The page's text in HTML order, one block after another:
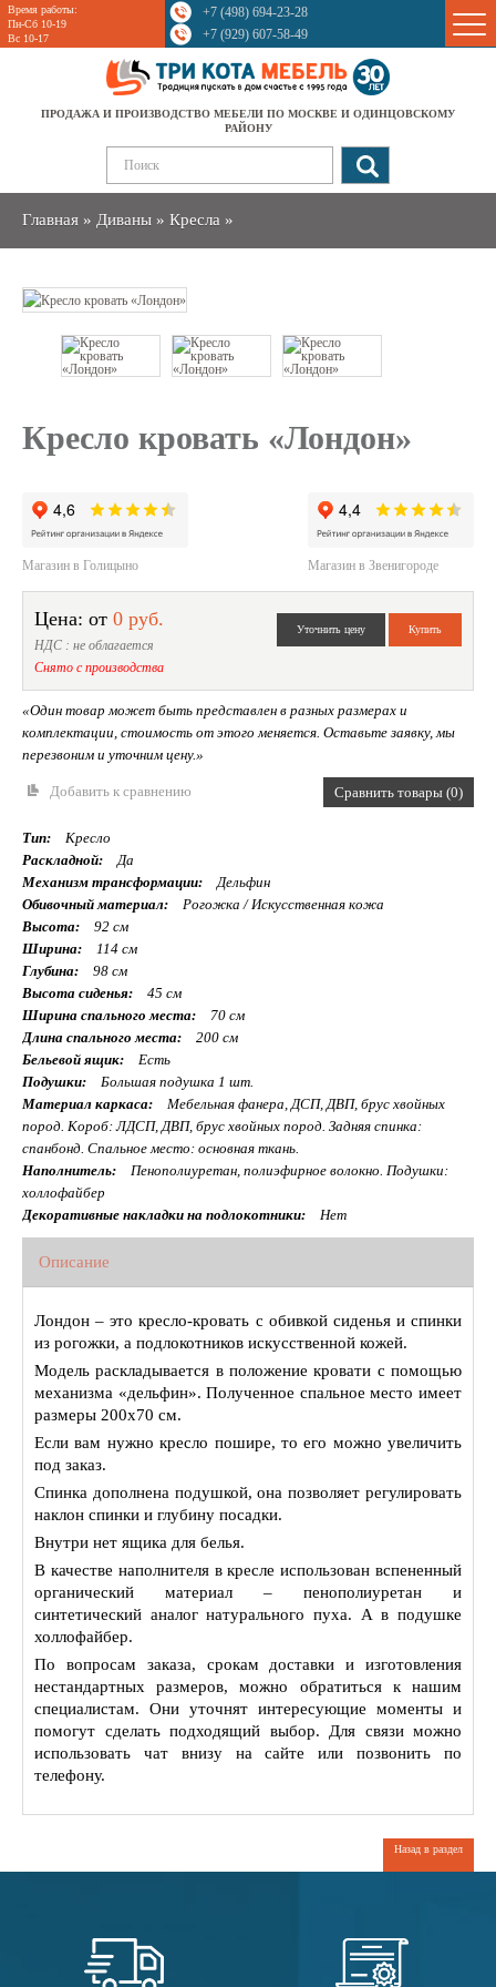
Время работы:
Пн-Сб 10-19
Вс 10-17
+7 (498) 694-23-28
+7 (929) 607-58-49
ПРОДАЖА И ПРОИЗВОДСТВО МЕБЕЛИ ПО МОСКВЕ И ОДИНЦОВСКОМУ
РАЙОНУ
Главная » Диваны » Кресла »
Sale
Кресло кровать «Лондон»
Магазин в Голицыно Магазин в Звенигороде
Цена: от 0 руб.
НДС : не облагается
Снято с производства
«Один товар может быть представлен в разных размерах и
комплектации, стоимость от этого меняется. Оставьте заявку, мы
перезвоним и уточним цену.»
Добавить к сравнению Сравнить товары (0)
Тип:
Кресло
Раскладной:
Да
Механизм трансформации:
Дельфин
Обивочный материал:
Рогожка / Искусственная кожа
Высота:
92 см
Ширина:
114 см
Глубина:
98 см
Высота сиденья:
45 см
Ширина спального места:
70 см
Длина спального места:
200 см
Бельевой ящик:
Есть
Подушки:
Большая подушка 1 шт.
Материал каркаса:
Мебельная фанера, ДСП, ДВП, брус хвойных
пород. Короб: ЛДСП, ДВП, брус хвойных пород. Задняя спинка:
спанбонд. Спальное место: основная ткань.
Наполнитель:
Пенополиуретан, полиэфирное волокно. Подушки:
холлофайбер
Декоративные накладки на подлокотники:
Нет
Описание
Лондон – это кресло-кровать с обивкой сиденья и спинки
из рогожки, а подлокотников искусственной кожей.
Модель раскладывается в положение кровати с помощью
механизма «дельфин». Полученное спальное место имеет
размеры 200х70 см.
Если вам нужно кресло пошире, то его можно увеличить
под заказ.
Спинка дополнена подушкой, она позволяет регулировать
наклон спинки и глубину посадки.
Внутри нет ящика для белья.
В качестве наполнителя в кресле использован вспененный
органический материал – пенополиуретан и
синтетический аналог натурального пуха. А в подушке
холлофайбер.
По вопросам заказа, срокам доставки и изготовления
нестандартных размеров, можно обратиться к нашим
специалистам. Они уточнят интересующие моменты и
помогут сделать подходящий выбор. Для связи можно
использовать чат внизу на сайте или позвонить по
телефону.
Назад в раздел